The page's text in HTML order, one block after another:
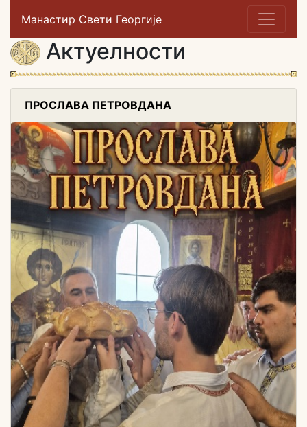
Манастир Свети Георгије
Актуелности
ПРОСЛАВА ПЕТРОВДАНА